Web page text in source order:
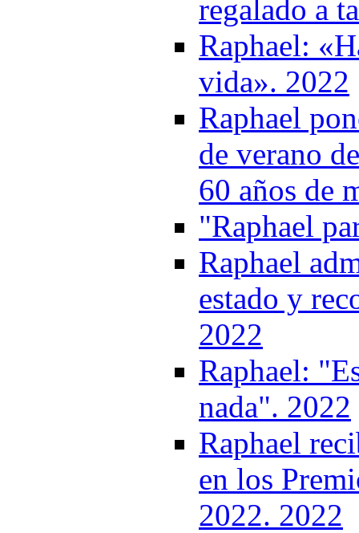
regalado a
Raphael:
vida». 2022
Raphael
de verano
60 años de
"Raphael
Raphael
estado y
2022
Raphael:
nada". 2022
Raphael
en los
2022. 2022